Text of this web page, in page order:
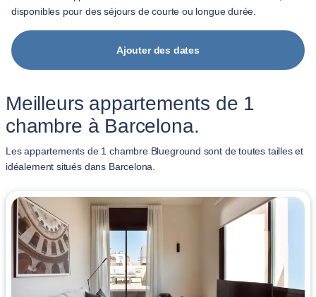
disponibles pour des séjours de courte ou longue durée.
Ajouter des dates
Meilleurs appartements de 1
chambre à Barcelona.
Les appartements de 1 chambre Blueground sont de toutes tailles et
idéalement situés dans Barcelona.